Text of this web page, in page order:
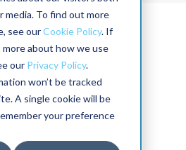
To find out more
see ourCookie Policy. If
about how we use
our Privacy Policy.
won’t be tracked
A single cookie will be
your preference